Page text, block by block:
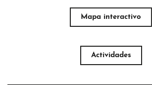
Mapa interactivo
Actividades